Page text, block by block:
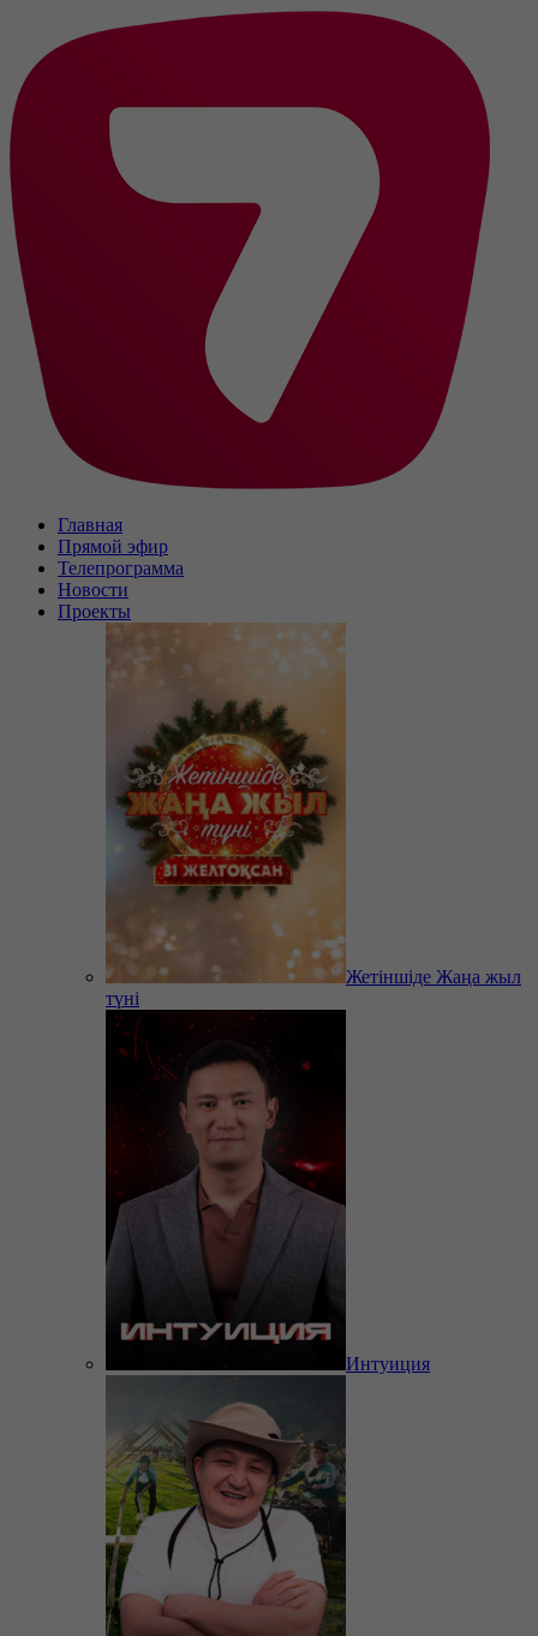
Главная
Прямой эфир
Телепрограмма
Новости
Проекты
Жетіншіде Жаңа жыл
түні
Интуиция